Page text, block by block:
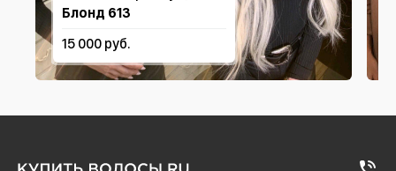
Блонд 613
15 000 руб.